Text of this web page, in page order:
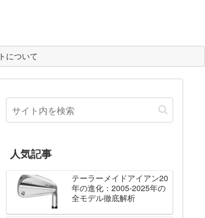
について
人気記事
テーラーメイドアイアン20
年の進化：2005-2025年の
全モデル徹底解析